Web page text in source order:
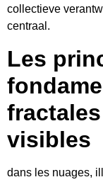
collectieve
centraal.
Les
visibles
dans les nuages,